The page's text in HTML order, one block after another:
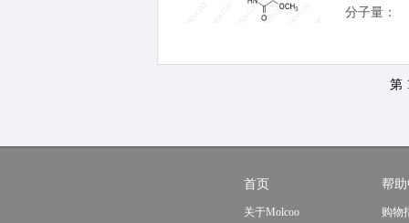
分子量：
第
首页
关于Molcoo
帮
购物